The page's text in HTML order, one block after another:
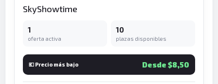
SkyShowtime
1
oferta activa
10
plazas disponibles
💶 Precio más bajo Desde $8,50